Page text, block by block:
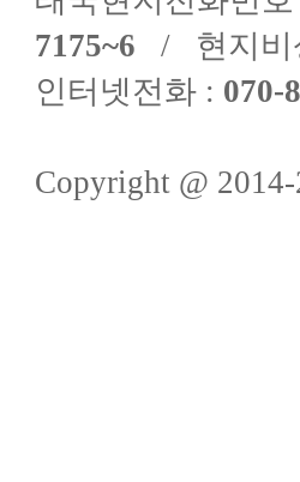
7175~6 / 현지비
인터넷전화 : 070-
Copyright @